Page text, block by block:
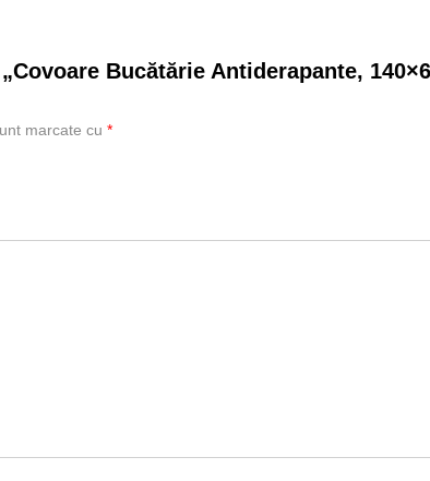
Bucătărie Antiderapante,
marcate cu *